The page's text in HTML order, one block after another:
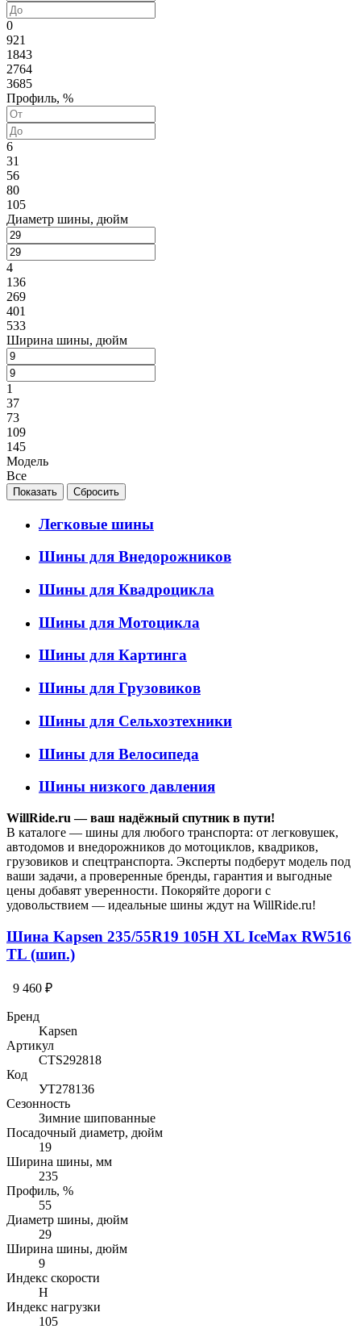
0
921
1843
2764
3685
Профиль, %
6
31
56
80
105
Диаметр шины, дюйм
4
136
269
401
533
Ширина шины, дюйм
1
37
73
109
145
Модель
Все
Легковые шины
Шины для Внедорожников
Шины для Квадроцикла
Шины для Мотоцикла
Шины для Картинга
Шины для Грузовиков
Шины для Сельхозтехники
Шины для Велосипеда
Шины низкого давления
WillRide.ru — ваш надёжный спутник в пути!
В каталоге — шины для любого транспорта: от легковушек,
автодомов и внедорожников до мотоциклов, квадриков,
грузовиков и спецтранспорта. Эксперты подберут модель под
ваши задачи, а проверенные бренды, гарантия и выгодные
цены добавят уверенности. Покоряйте дороги с
удовольствием — идеальные шины ждут на WillRide.ru!
Шина Kapsen 235/55R19 105H XL IceMax RW516
TL (шип.)
9 460 ₽
Бренд
Kapsen
Артикул
CTS292818
Код
УТ278136
Сезонность
Зимние шипованные
Посадочный диаметр, дюйм
19
Ширина шины, мм
235
Профиль, %
55
Диаметр шины, дюйм
29
Ширина шины, дюйм
9
Индекс скорости
H
Индекс нагрузки
105